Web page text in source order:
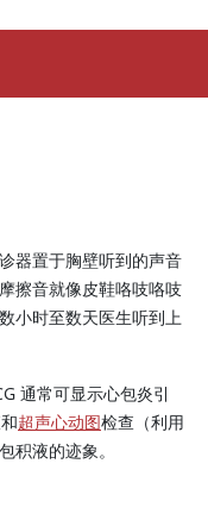
器置于胸壁听到的声音
擦音就像皮鞋咯吱咯吱
小时至数天医生听到上
通常可显示心包炎引
超声心动图检查（利用
积液的迹象。